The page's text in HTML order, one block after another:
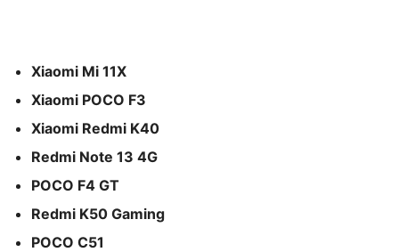
Xiaomi Mi 11X
Xiaomi POCO F3
Xiaomi Redmi K40
Redmi Note 13 4G
POCO F4 GT
Redmi K50 Gaming
POCO C51